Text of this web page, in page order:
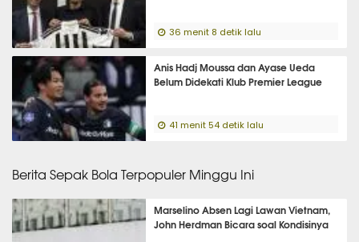
36 menit 8 detik lalu
Anis Hadj Moussa dan Ayase Ueda
Belum Didekati Klub Premier League
41 menit 54 detik lalu
Berita Sepak Bola Terpopuler Minggu Ini
Marselino Absen Lagi Lawan Vietnam,
John Herdman Bicara soal Kondisinya